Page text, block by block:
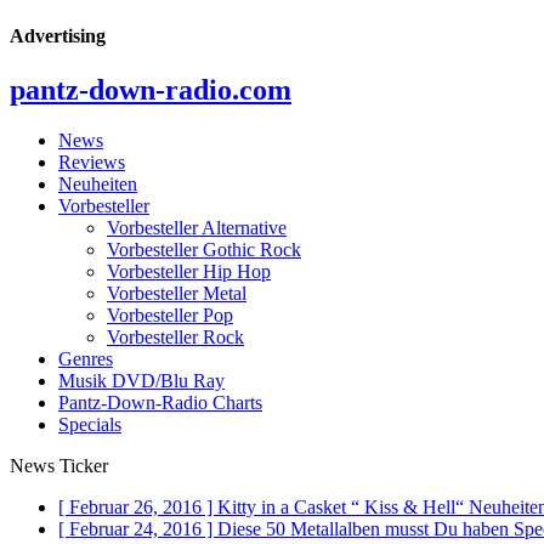
Advertising
pantz-down-radio.com
News
Reviews
Neuheiten
Vorbesteller
Vorbesteller Alternative
Vorbesteller Gothic Rock
Vorbesteller Hip Hop
Vorbesteller Metal
Vorbesteller Pop
Vorbesteller Rock
Genres
Musik DVD/Blu Ray
Pantz-Down-Radio Charts
Specials
News Ticker
[ Februar 26, 2016 ] Kitty in a Casket “ Kiss & Hell“
[ Februar 24, 2016 ] Diese 50 Metallalben musst Du haben